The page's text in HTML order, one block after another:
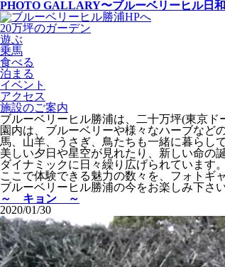
PHOTO GALLARY〜ブルーベリーヒル日
20万坪のガーデン
遊ぶ
乗馬
食べる
泊まる
イベント
アクセス
施設のご案内
ブルーベリーヒル勝浦は、二十万坪(東京ド
園内は、ブルーベリーや様々なハーブなど
馬、山羊、うさぎ、鳥たちも一緒に暮らし
美しい夕日や星空が見れたり、新しい命の
ダイナミックに日々繰り広げられています。
ここで体験できる魅力の数々を、フォトギ
ブルーベリーヒル勝浦の今をお楽しみ下さい
～ キョン ～
2020/01/30